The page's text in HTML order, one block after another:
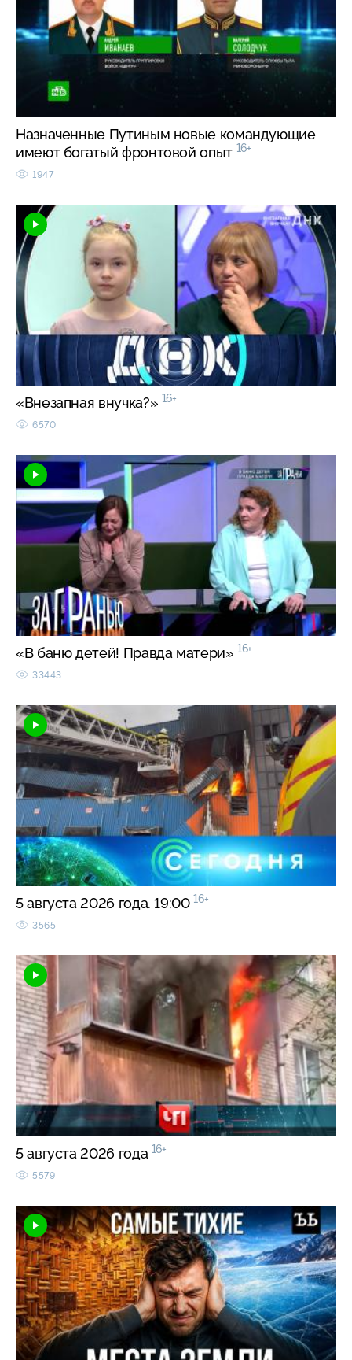
Назначенные Путиным новые командующие
имеют богатый фронтовой опыт 16+
1947
«Внезапная внучка?» 16+
6570
«В баню детей! Правда матери» 16+
33443
5 августа 2026 года. 19:00 16+
3565
5 августа 2026 года 16+
5579